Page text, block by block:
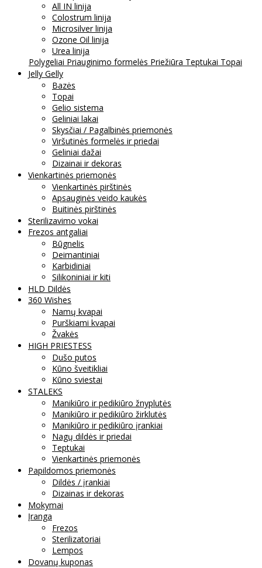
All IN linija
Colostrum linija
Microsilver linija
Ozone Oil linija
Urea linija
Polygeliai Priauginimo formelės Priežiūra Teptukai Topai
Jelly Gelly
Bazės
Topai
Gelio sistema
Geliniai lakai
Skysčiai / Pagalbinės priemonės
Viršutinės formelės ir priedai
Geliniai dažai
Dizainai ir dekoras
Vienkartinės priemonės
Vienkartinės pirštinės
Apsauginės veido kaukės
Buitinės pirštinės
Sterilizavimo vokai
Frezos antgaliai
Būgnelis
Deimantiniai
Karbidiniai
Silikoniniai ir kiti
HLD Dildės
360 Wishes
Namų kvapai
Purškiami kvapai
Žvakės
HIGH PRIESTESS
Dušo putos
Kūno šveitikliai
Kūno sviestai
STALEKS
Manikiūro ir pedikiūro žnyplutės
Manikiūro ir pedikiūro žirklutės
Manikiūro ir pedikiūro įrankiai
Nagų dildės ir priedai
Teptukai
Vienkartinės priemonės
Papildomos priemonės
Dildės / įrankiai
Dizainas ir dekoras
Mokymai
Įranga
Frezos
Sterilizatoriai
Lempos
Dovanų kuponas